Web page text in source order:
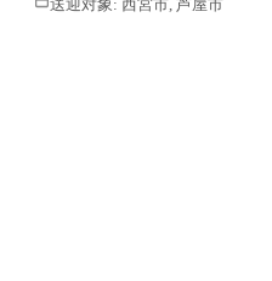
送迎対象: 西宮市, 芦屋市